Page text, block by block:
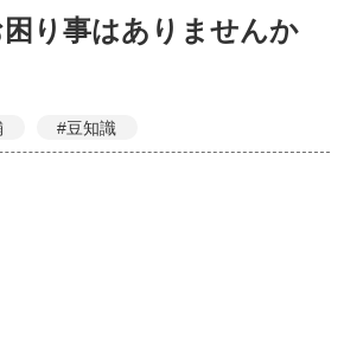
り事はありませんか
#豆知識